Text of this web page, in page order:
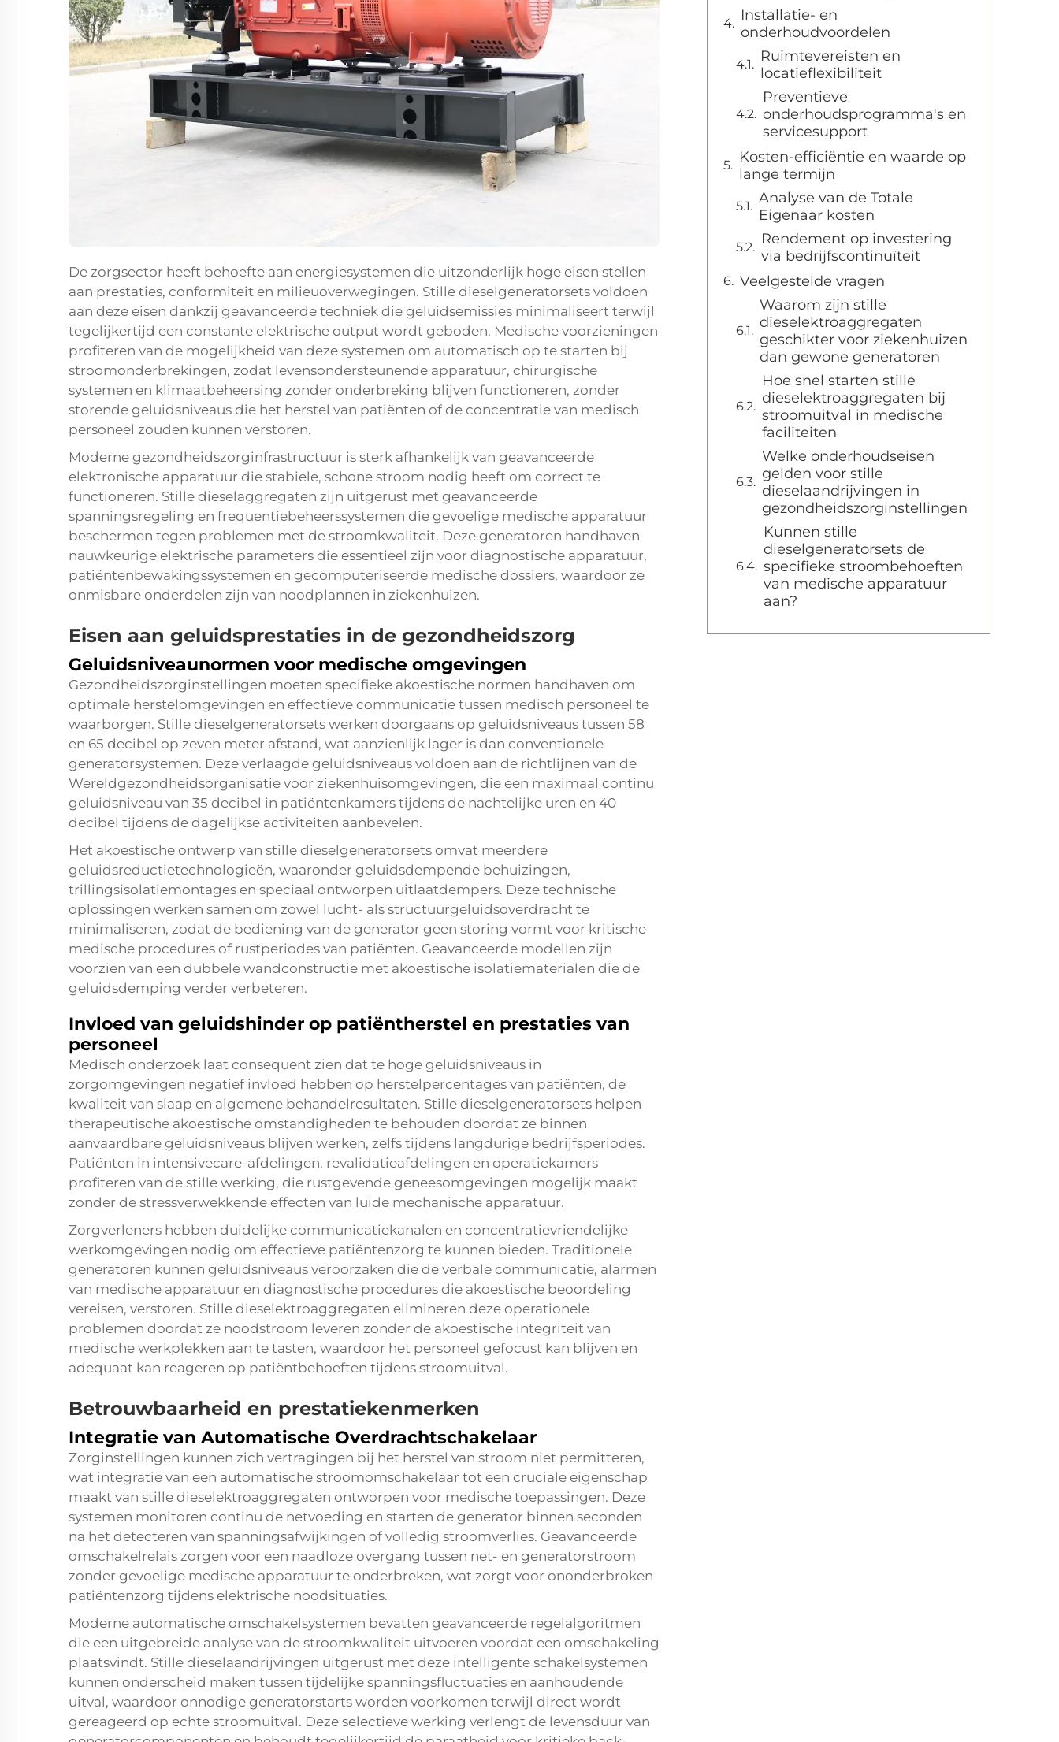
De zorgsector heeft behoefte aan energiesystemen die uitzonderlijk hoge eisen stellen
aan prestaties, conformiteit en milieuoverwegingen. Stille dieselgeneratorsets voldoen
aan deze eisen dankzij geavanceerde techniek die geluidsemissies minimaliseert terwijl
tegelijkertijd een constante elektrische output wordt geboden. Medische voorzieningen
profiteren van de mogelijkheid van deze systemen om automatisch op te starten bij
stroomonderbrekingen, zodat levensondersteunende apparatuur, chirurgische
systemen en klimaatbeheersing zonder onderbreking blijven functioneren, zonder
storende geluidsniveaus die het herstel van patiënten of de concentratie van medisch
personeel zouden kunnen verstoren.
Moderne gezondheidszorginfrastructuur is sterk afhankelijk van geavanceerde
elektronische apparatuur die stabiele, schone stroom nodig heeft om correct te
functioneren. Stille dieselaggregaten zijn uitgerust met geavanceerde
spanningsregeling en frequentiebeheerssystemen die gevoelige medische apparatuur
beschermen tegen problemen met de stroomkwaliteit. Deze generatoren handhaven
nauwkeurige elektrische parameters die essentieel zijn voor diagnostische apparatuur,
patiëntenbewakingssystemen en gecomputeriseerde medische dossiers, waardoor ze
onmisbare onderdelen zijn van noodplannen in ziekenhuizen.
Eisen aan geluidsprestaties in de gezondheidszorg
Geluidsniveaunormen voor medische omgevingen
Gezondheidszorginstellingen moeten specifieke akoestische normen handhaven om
optimale herstelomgevingen en effectieve communicatie tussen medisch personeel te
waarborgen. Stille dieselgeneratorsets werken doorgaans op geluidsniveaus tussen 58
en 65 decibel op zeven meter afstand, wat aanzienlijk lager is dan conventionele
generatorsystemen. Deze verlaagde geluidsniveaus voldoen aan de richtlijnen van de
Wereldgezondheidsorganisatie voor ziekenhuisomgevingen, die een maximaal continu
geluidsniveau van 35 decibel in patiëntenkamers tijdens de nachtelijke uren en 40
decibel tijdens de dagelijkse activiteiten aanbevelen.
Het akoestische ontwerp van stille dieselgeneratorsets omvat meerdere
geluidsreductietechnologieën, waaronder geluidsdempende behuizingen,
trillingsisolatiemontages en speciaal ontworpen uitlaatdempers. Deze technische
oplossingen werken samen om zowel lucht- als structuurgeluidsoverdracht te
minimaliseren, zodat de bediening van de generator geen storing vormt voor kritische
medische procedures of rustperiodes van patiënten. Geavanceerde modellen zijn
voorzien van een dubbele wandconstructie met akoestische isolatiematerialen die de
geluidsdemping verder verbeteren.
Invloed van geluidshinder op patiëntherstel en prestaties van
personeel
Medisch onderzoek laat consequent zien dat te hoge geluidsniveaus in
zorgomgevingen negatief invloed hebben op herstelpercentages van patiënten, de
kwaliteit van slaap en algemene behandelresultaten. Stille dieselgeneratorsets helpen
therapeutische akoestische omstandigheden te behouden doordat ze binnen
aanvaardbare geluidsniveaus blijven werken, zelfs tijdens langdurige bedrijfsperiodes.
Patiënten in intensivecare-afdelingen, revalidatieafdelingen en operatiekamers
profiteren van de stille werking, die rustgevende geneesomgevingen mogelijk maakt
zonder de stressverwekkende effecten van luide mechanische apparatuur.
Zorgverleners hebben duidelijke communicatiekanalen en concentratievriendelijke
werkomgevingen nodig om effectieve patiëntenzorg te kunnen bieden. Traditionele
generatoren kunnen geluidsniveaus veroorzaken die de verbale communicatie, alarmen
van medische apparatuur en diagnostische procedures die akoestische beoordeling
vereisen, verstoren. Stille dieselektroaggregaten elimineren deze operationele
problemen doordat ze noodstroom leveren zonder de akoestische integriteit van
medische werkplekken aan te tasten, waardoor het personeel gefocust kan blijven en
adequaat kan reageren op patiëntbehoeften tijdens stroomuitval.
Betrouwbaarheid en prestatiekenmerken
Integratie van Automatische Overdrachtschakelaar
Zorginstellingen kunnen zich vertragingen bij het herstel van stroom niet permitteren,
wat integratie van een automatische stroomomschakelaar tot een cruciale eigenschap
maakt van stille dieselektroaggregaten ontworpen voor medische toepassingen. Deze
systemen monitoren continu de netvoeding en starten de generator binnen seconden
na het detecteren van spanningsafwijkingen of volledig stroomverlies. Geavanceerde
omschakelrelais zorgen voor een naadloze overgang tussen net- en generatorstroom
zonder gevoelige medische apparatuur te onderbreken, wat zorgt voor ononderbroken
patiëntenzorg tijdens elektrische noodsituaties.
Moderne automatische omschakelsystemen bevatten geavanceerde regelalgoritmen
die een uitgebreide analyse van de stroomkwaliteit uitvoeren voordat een omschakeling
plaatsvindt. Stille dieselaandrijvingen uitgerust met deze intelligente schakelsystemen
kunnen onderscheid maken tussen tijdelijke spanningsfluctuaties en aanhoudende
uitval, waardoor onnodige generatorstarts worden voorkomen terwijl direct wordt
gereageerd op echte stroomuitval. Deze selectieve werking verlengt de levensduur van
Installatie- en
onderhoudvoordelen
Ruimtevereisten en
locatieflexibiliteit
Preventieve
onderhoudsprogramma's en
servicesupport
Kosten-efficiëntie en waarde op
lange termijn
Analyse van de Totale
Eigenaar kosten
Rendement op investering
via bedrijfscontinuïteit
Veelgestelde vragen
Waarom zijn stille
dieselektroaggregaten
geschikter voor ziekenhuizen
dan gewone generatoren
Hoe snel starten stille
dieselektroaggregaten bij
stroomuitval in medische
faciliteiten
Welke onderhoudseisen
gelden voor stille
dieselaandrijvingen in
gezondheidszorginstellingen
Kunnen stille
dieselgeneratorsets de
specifieke stroombehoeften
van medische apparatuur
aan?